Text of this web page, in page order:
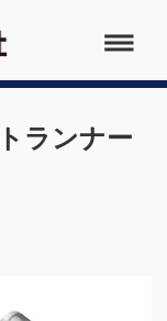
ランナー